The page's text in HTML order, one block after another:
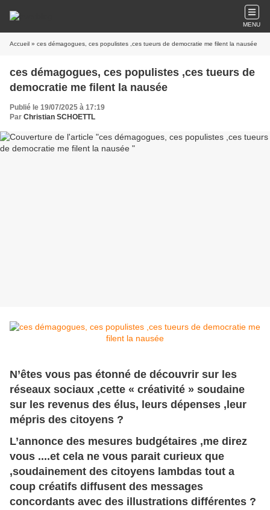
MENU
Accueil » ces démagogues, ces populistes ,ces tueurs de democratie me filent la nausée
ces démagogues, ces populistes ,ces tueurs de
democratie me filent la nausée
Publié le 19/07/2025 à 17:19
Par Christian SCHOETTL
N’êtes vous pas étonné de découvrir sur les
réseaux sociaux ,cette « créativité » soudaine
sur les revenus des élus, leurs dépenses ,leur
mépris des citoyens ?
L’annonce des mesures budgétaires ,me direz
vous ....et cela ne vous parait curieux que
,soudainement des citoyens lambdas tout a
coup créatifs diffusent des messages
concordants avec des illustrations différentes ?